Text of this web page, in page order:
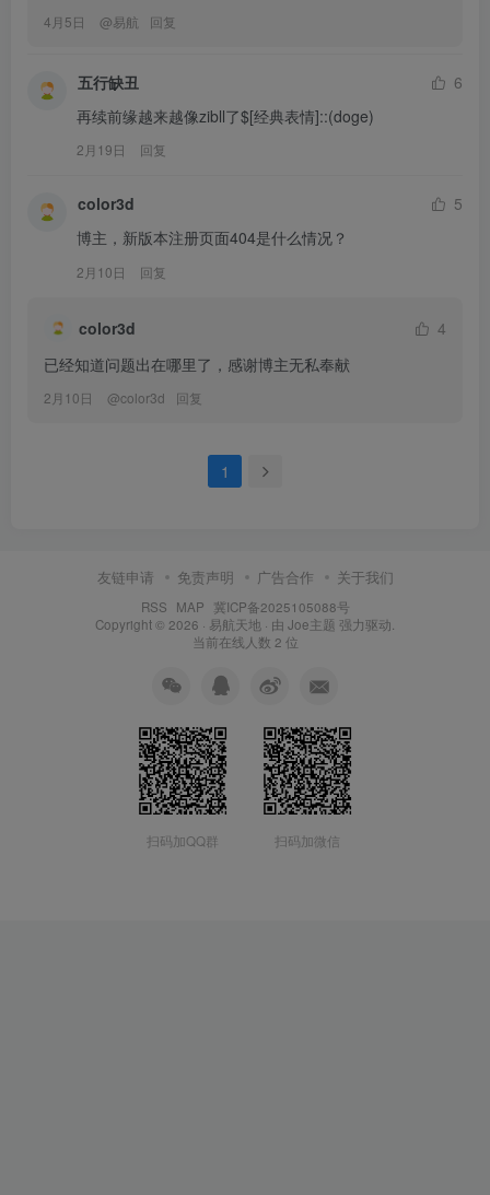
4月5日 @易航 回复
五行缺丑
6
再续前缘越来越像zibll了$[经典表情]::(doge)
2月19日 回复
color3d
5
博主，新版本注册页面404是什么情况？
2月10日 回复
color3d
4
已经知道问题出在哪里了，感谢博主无私奉献
2月10日 @color3d 回复
1
友链申请 免责声明 广告合作 关于我们
RSS MAP
冀ICP备2025105088号
Copyright © 2026 · 易航天地 · 由 Joe主题 强力驱动.
当前在线人数 2 位
扫码加QQ群 扫码加微信